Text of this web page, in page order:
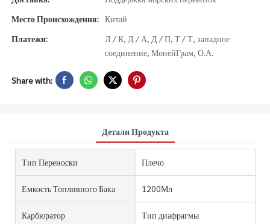
Место Происхождения: Китай
Платежи:
Л / К, Д / А, Д / П, Т / Т, западное
соединение, МонейГрам, О.А.
Share with:
Детали Продукта
Тип Переноски Плечо
Емкость Топливного Бака 1200Мл
Карбюратор Тип диафрагмы